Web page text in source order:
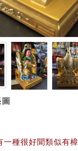
一種很好聞類似有